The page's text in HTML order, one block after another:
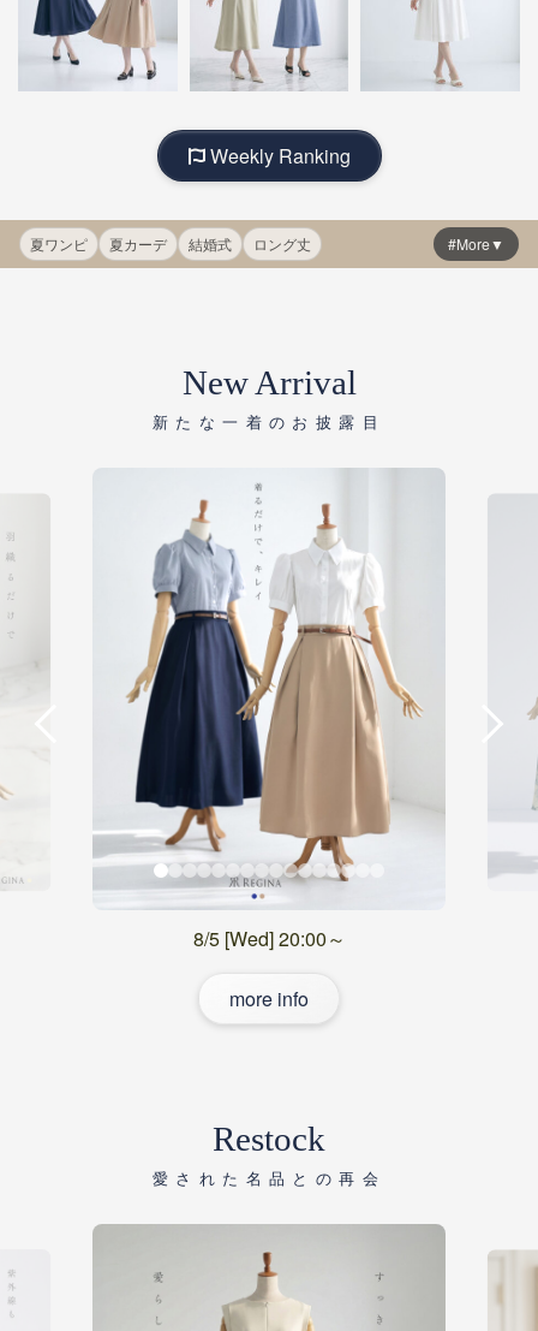
Weekly Ranking
夏ワンピ 夏カーデ 結婚式 ロング丈 #More▼
New Arrival
新たな一着のお披露目
8/5 [Wed] 20:00～
more info
Restock
愛された名品との再会